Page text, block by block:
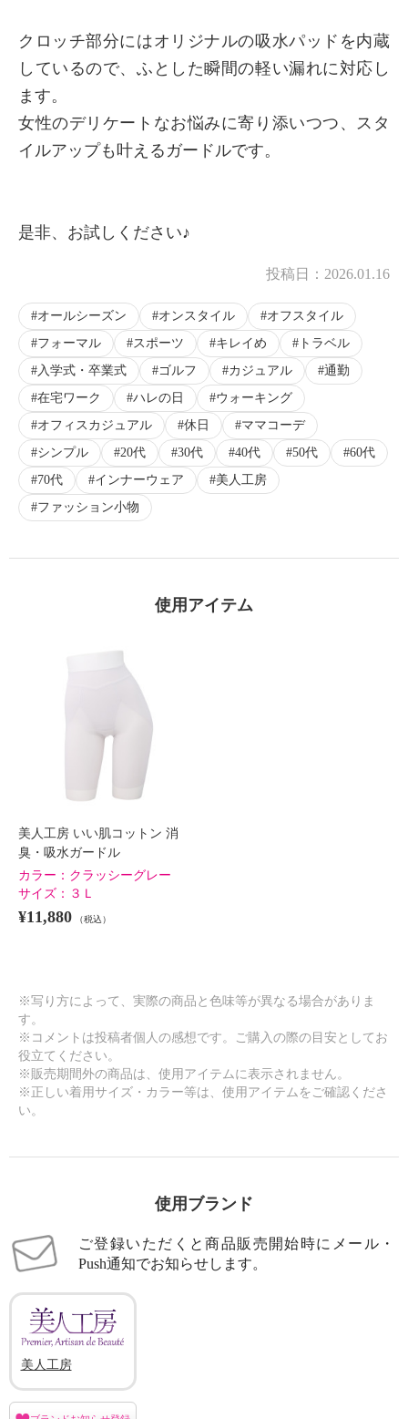
× 商品紹介
クロッチ部分にはオリジナルの吸水パッドを内蔵
しているので、ふとした瞬間の軽い漏れに対応し
ます。
女性のデリケートなお悩みに寄り添いつつ、スタ
イルアップも叶えるガードルです。
是非、お試しください♪
投稿日： 2026.01.16
オールシーズン オンスタイル
オフスタイル
フォーマル
スポーツ キレイめ
トラベル
入学式・卒業式
ゴルフ カジュアル
通勤
在宅ワーク
ハレの日
ウォーキング
オフィスカジュアル
休日
ママコーデ
シンプル
20代 30代 40代 50代
60代
70代
インナーウェア
美人工房
ファッション小物
使用アイテム
美人工房 いい肌コットン 消
臭・吸水ガードル
カラー： クラッシーグレー
サイズ： ３Ｌ
¥11,880 （税込）
※写り方によって、実際の商品と色味等が異なる場合がありま
す。
※コメントは投稿者個人の感想です。ご購入の際の目安としてお
役立てください。
※販売期間外の商品は、使用アイテムに表示されません。
※正しい着用サイズ・カラー等は、使用アイテムをご確認くださ
い。
使用ブランド
ご登録いただくと商品販売開始時にメール・
Push通知でお知らせします。
美人工房